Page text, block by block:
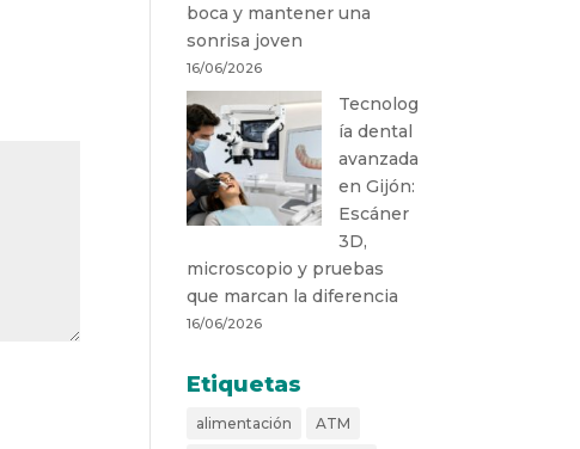
boca y mantener una
sonrisa joven
16/06/2026
Tecnolog
ía dental
avanzada
en Gijón:
Escáner
3D,
microscopio y pruebas
que marcan la diferencia
16/06/2026
Etiquetas
alimentación ATM